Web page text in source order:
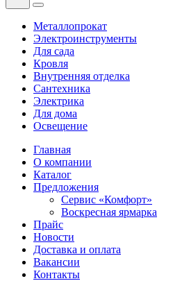
Металлопрокат
Электроинструменты
Для сада
Кровля
Внутренняя отделка
Сантехника
Электрика
Для дома
Освещение
Главная
О компании
Каталог
Предложения
Сервис «Комфорт»
Воскресная ярмарка
Прайс
Новости
Доставка и оплата
Вакансии
Контакты